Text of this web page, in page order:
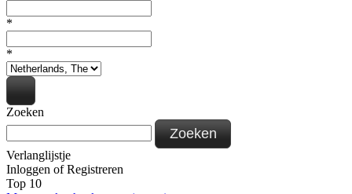
*
*
Zoeken
Zoeken
Verlanglijstje
Inloggen ofRegistreren
Top 10